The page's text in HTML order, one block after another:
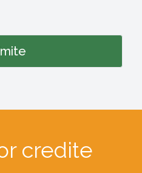
credite